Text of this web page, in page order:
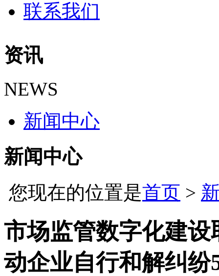
联系我们
资讯
NEWS
新闻中心
新闻中心
您现在的位置是首页 >
市场监管数字化建
动企业自行和解纠纷